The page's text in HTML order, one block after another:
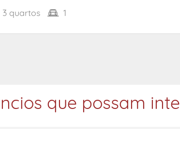
3 quartos 1
que possam